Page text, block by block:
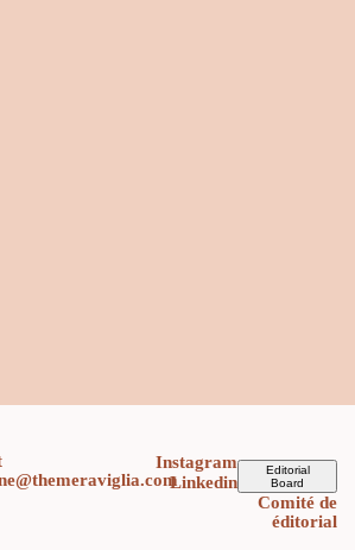
Instagram
Linkedin
Editorial
Board
Comité de
éditorial